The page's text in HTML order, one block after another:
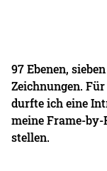
97 Ebenen,
Zeichnungen.
durfte ich eine
meine Frame-
stellen.